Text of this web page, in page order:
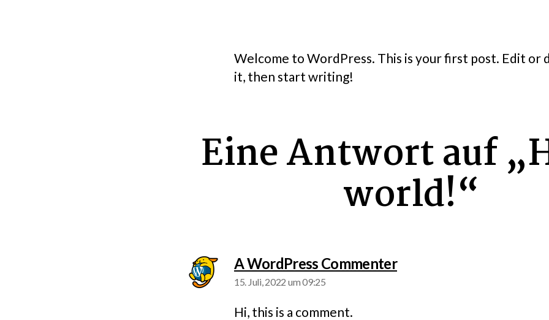
Welcome to WordPress. This is your first post. Edit or
it, then start writing!
Eine Antwort auf
world!“
A WordPress Commentersagt:
15. Juli, 2022 um 09:25
Hi, this is a comment.